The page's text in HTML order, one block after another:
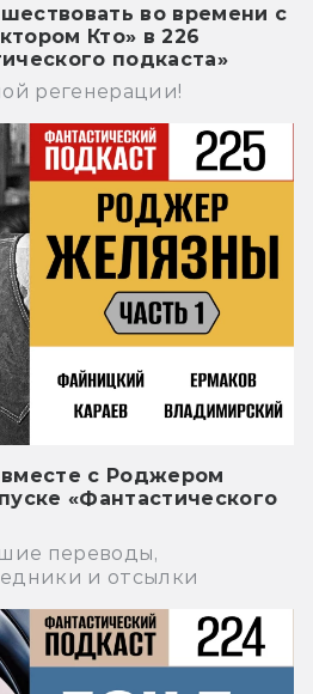
во времени с
Кто» в 226
подкаста»
регенерации!
с Роджером
«Фантастического
переводы,
и отсылки